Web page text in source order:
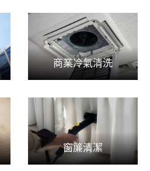
商業冷氣清洗
窗簾清潔